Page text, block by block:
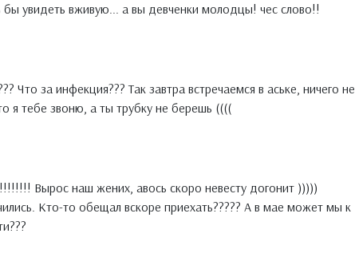
бы увидеть вживую... а вы девченки молодцы! чес слово!!
Что за инфекция??? Так завтра встречаемся в аське, ничего не
я тебе звоню, а ты трубку не берешь ((((
Вырос наш жених, авось скоро невесту догонит )))))
Кто-то обещал вскоре приехать????? А в мае может мы к